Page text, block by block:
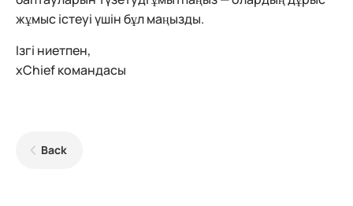
жұмыс істеуі үшін бұл маңызды.
Ізгі ниетпен,
xChief командасы
Back